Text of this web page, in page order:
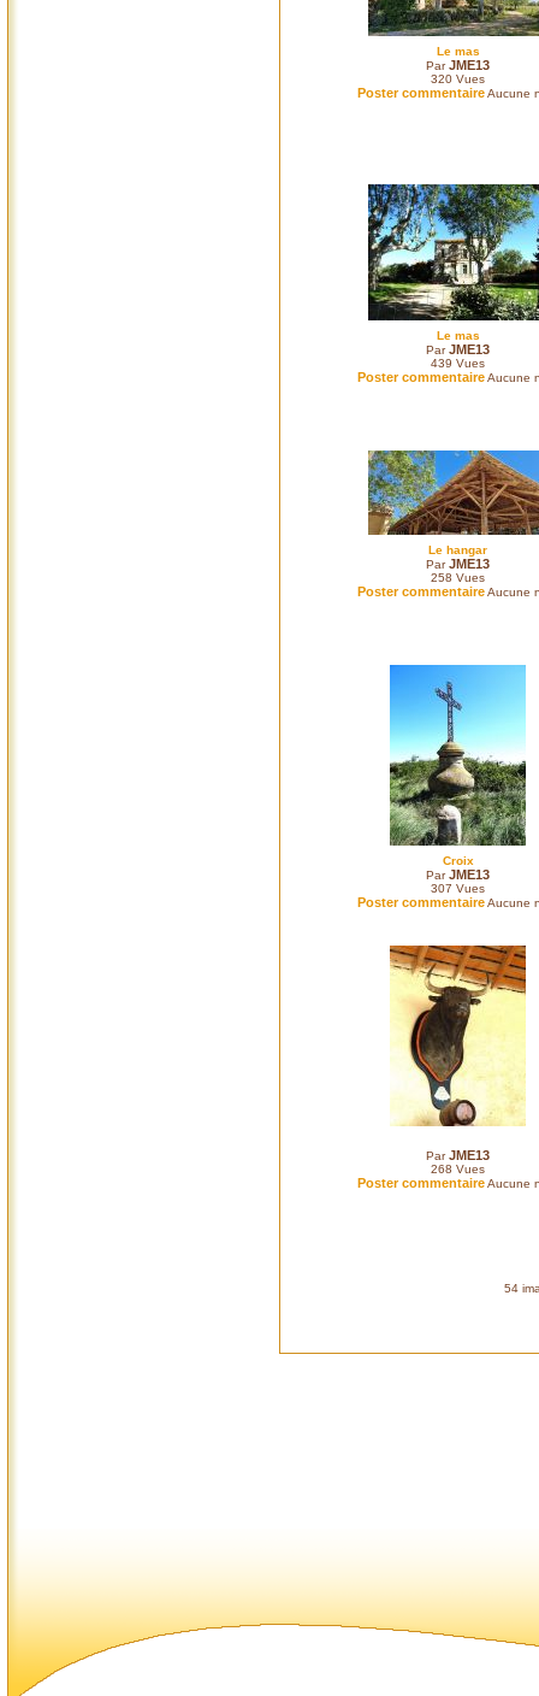
Le mas
ParJME13
320 Vues
Poster commentaireAucune
Le mas
ParJME13
439 Vues
Poster commentaireAucune
Le hangar
ParJME13
258 Vues
Poster commentaireAucune
Croix
ParJME13
307 Vues
Poster commentaireAucune
ParJME13
268 Vues
Poster commentaireAucune
54